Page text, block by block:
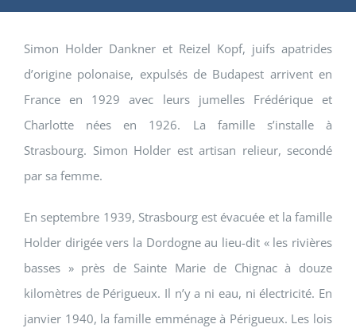
Simon Holder Dankner et Reizel Kopf, juifs apatrides
d’origine polonaise, expulsés de Budapest arrivent en
France en 1929 avec leurs jumelles Frédérique et
Charlotte nées en 1926. La famille s’installe à
Strasbourg. Simon Holder est artisan relieur, secondé
par sa femme.
En septembre 1939, Strasbourg est évacuée et la famille
Holder dirigée vers la Dordogne au lieu-dit « les rivières
basses » près de Sainte Marie de Chignac à douze
kilomètres de Périgueux. Il n’y a ni eau, ni électricité. En
janvier 1940, la famille emménage à Périgueux. Les lois